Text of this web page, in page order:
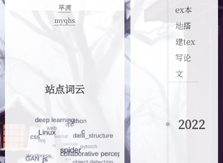
ex本
地搭
建tex
写论
文
2022
芈渡
myqhs
站点词云